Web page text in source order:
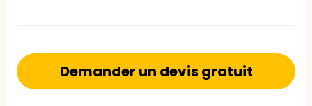
Demander un devis gratuit